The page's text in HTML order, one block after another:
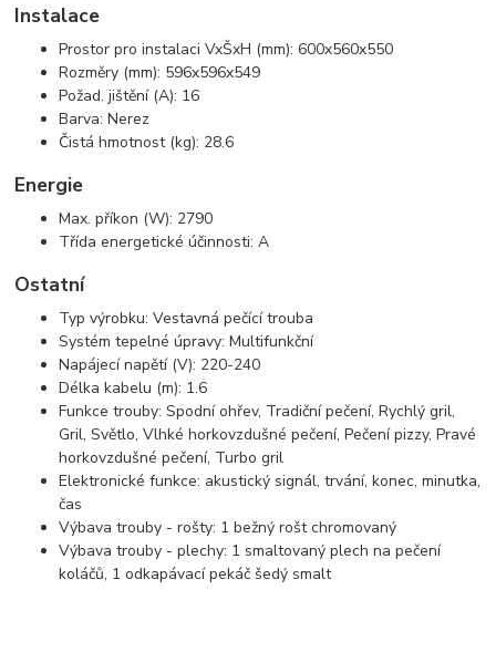
Instalace
Prostor pro instalaci VxŠxH (mm): 600x560x550
Rozměry (mm): 596x596x549
Požad. jištění (A): 16
Barva: Nerez
Čistá hmotnost (kg): 28.6
Energie
Max. příkon (W): 2790
Třída energetické účinnosti: A
Ostatní
Typ výrobku: Vestavná pečící trouba
Systém tepelné úpravy: Multifunkční
Napájecí napětí (V): 220-240
Délka kabelu (m): 1.6
Funkce trouby: Spodní ohřev, Tradiční pečení, Rychlý gril,
Gril, Světlo, Vlhké horkovzdušné pečení, Pečení pizzy, Pravé
horkovzdušné pečení, Turbo gril
Elektronické funkce: akustický signál, trvání, konec, minutka,
čas
Výbava trouby - rošty: 1 bežný rošt chromovaný
Výbava trouby - plechy: 1 smaltovaný plech na pečení
koláčů, 1 odkapávací pekáč šedý smalt